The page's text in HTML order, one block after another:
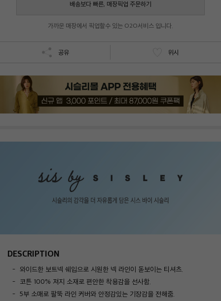
배송보다 빠른, 매장픽업 주문하기
가까운 매장에서 픽업할수 있는 O2O서비스 입니다.
공유 위시
DESCRIPTION
와이드한 보트넥 쉐입으로 시원한 넥 라인이 돋보이는 티셔츠.
코튼 100% 져지 소재로 편안한 착용감을 선사함.
5부 소매로 팔뚝 라인 커버와 안정감있는 기장감을 전해줌.